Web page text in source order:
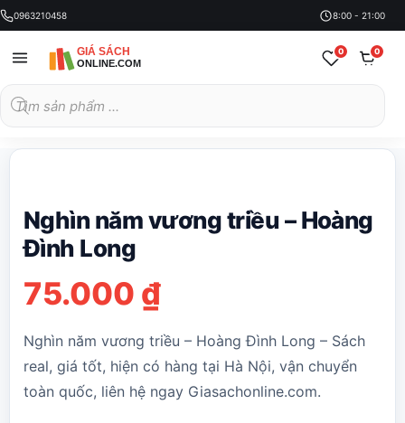
0963210458 8:00 - 21:00
kiếm
sản
0 0
Nghìn năm vương triều – Hoàng
Đình Long
75.000 ₫
Nghìn năm vương triều – Hoàng Đình Long – Sách
real, giá tốt, hiện có hàng tại Hà Nội, vận chuyển
toàn quốc, liên hệ ngay Giasachonline.com.